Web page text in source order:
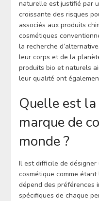
naturelle est justifié par
croissante des risques
associés aux produits
cosmétiques
la recherche
leur corps et de la
produits bio et naturels
leur qualité ont
Quelle est
marque de
monde ?
Il est difficile de désigner
cosmétique comme
dépend des préférences
spécifiques de chaque